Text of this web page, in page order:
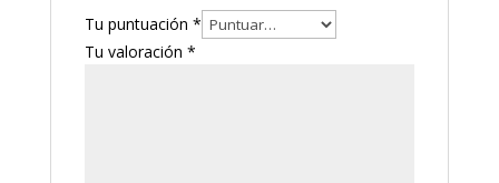
Tu puntuación *
Tu valoración *